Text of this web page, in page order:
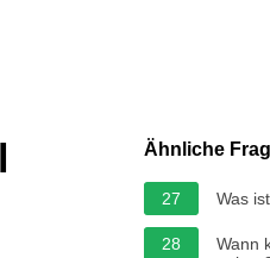
Ähnliche
27 Was
28
Wann